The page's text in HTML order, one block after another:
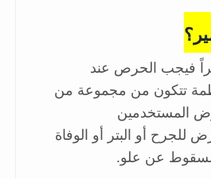
فيجب الحرص عند
تتكون من مجموعة من
المستخدمين
للجرح أو البتر أو الوفاة
عن علو.